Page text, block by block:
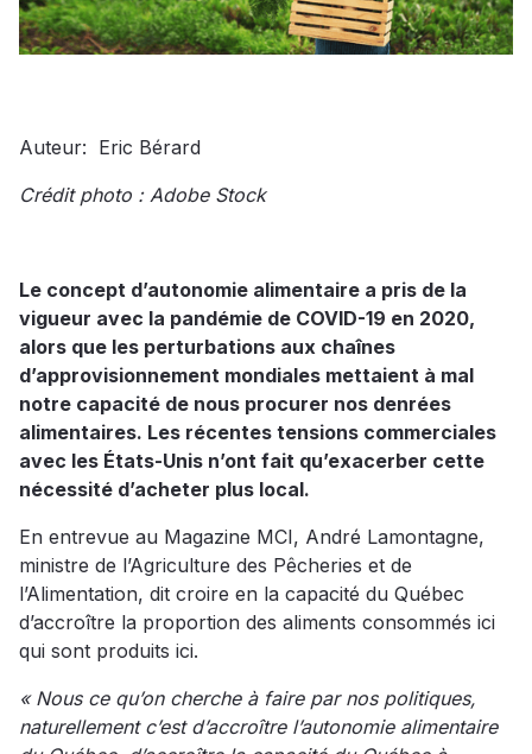
Auteur: Eric Bérard
Crédit photo : Adobe Stock
Le concept d’autonomie alimentaire a pris de la
vigueur avec la pandémie de COVID-19 en 2020,
alors que les perturbations aux chaînes
d’approvisionnement mondiales mettaient à mal
notre capacité de nous procurer nos denrées
alimentaires. Les récentes tensions commerciales
avec les États-Unis n’ont fait qu’exacerber cette
nécessité d’acheter plus local.
En entrevue au Magazine MCI, André Lamontagne,
ministre de l’Agriculture des Pêcheries et de
l’Alimentation, dit croire en la capacité du Québec
d’accroître la proportion des aliments consommés ici
qui sont produits ici.
« Nous ce qu’on cherche à faire par nos politiques,
naturellement c’est d’accroître l’autonomie alimentaire